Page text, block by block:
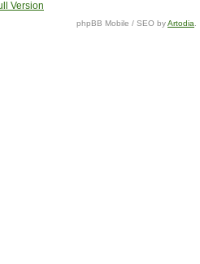
Version
phpBB Mobile / SEO byArtodia